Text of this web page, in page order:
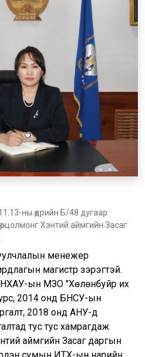
ны өдрийн Б/48 дугаар
Хэнтий аймгийн Засаг
менежер
магистр зэрэгтэй.
ын ӨМӨЗО "Хөлөнбуйр их
2014 онд БНСУ-ын
2018 онд АНУ-д
тус тус хамрагдаж
аймгийн Засаг даргын